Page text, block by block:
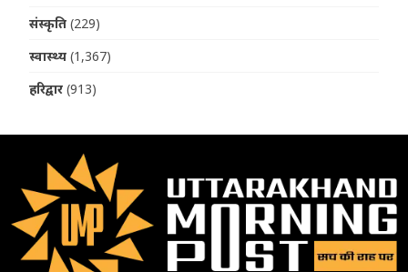
संस्कृति (229)
स्वास्थ्य (1,367)
हरिद्वार (913)